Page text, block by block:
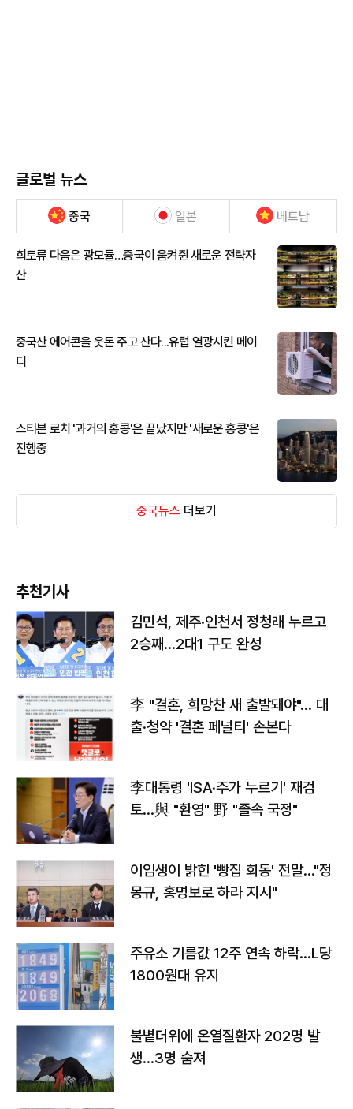
글로벌 뉴스
중국 일본 베트남
희토류 다음은 광모듈…중국이 움켜쥔 새로운 전략자
산
중국산 에어콘을 웃돈 주고 산다...유럽 열광시킨 메이
디
스티븐 로치 '과거의 홍콩'은 끝났지만 '새로운 홍콩'은
진행중
중국뉴스 더보기
추천기사
김민석, 제주·인천서 정청래 누르고
2승째…2대1 구도 완성
李 "결혼, 희망찬 새 출발돼야"… 대
출·청약 '결혼 페널티' 손본다
李대통령 'ISA·주가 누르기' 재검
토…與 "환영" 野 "졸속 국정"
이임생이 밝힌 '빵집 회동' 전말…"정
몽규, 홍명보로 하라 지시"
주유소 기름값 12주 연속 하락…L당
1800원대 유지
불볕더위에 온열질환자 202명 발
생…3명 숨져